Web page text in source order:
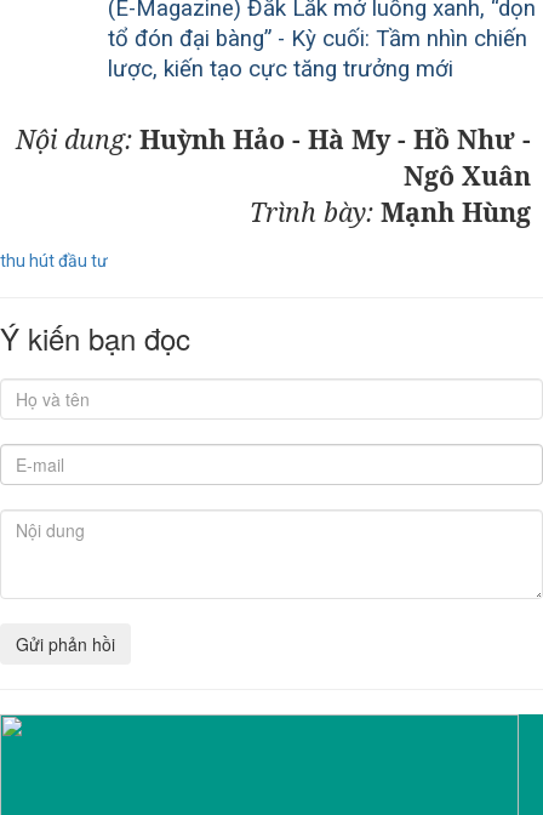
(E-Magazine) Đắk Lắk mở luồng xanh, “dọn
tổ đón đại bàng” - Kỳ cuối: Tầm nhìn chiến
lược, kiến tạo cực tăng trưởng mới
Nội dung: Huỳnh Hảo - Hà My - Hồ Như -
Ngô Xuân
Trình bày: Mạnh Hùng
thu hút đầu tư
Ý kiến bạn đọc